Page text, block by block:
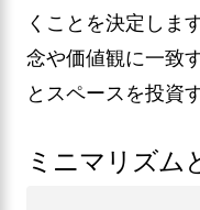
くことを決定しま
念や価値観に一致
とスペースを投資
ミニマリズム